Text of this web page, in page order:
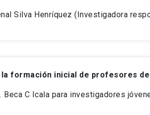
Silva Henríquez (Investigadora
formación inicial de profesores
C Icala para investigadores